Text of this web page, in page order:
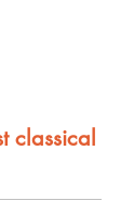
classical